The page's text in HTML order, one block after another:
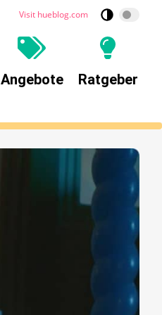
Visit hueblog.com
Angebote Ratgeber